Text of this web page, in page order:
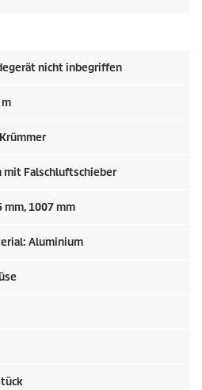
nicht inbegriffen
m
Falschluftschieber
mm, 1007 mm
Aluminium